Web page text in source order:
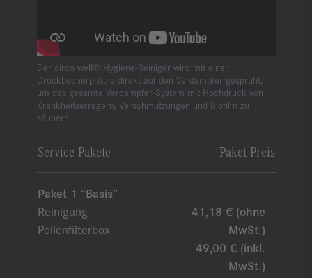
Der airco well® Hygiene-Reiniger wird mit einer
Druckbecherpistole direkt auf den Verdampfer gesprüht,
um das gesamte Verdampfer-System mit Hochdruck von
Krankheitserregern, Verschmutzungen und Biofilm zu
säubern.
Service-Pakete Paket-Preis
Paket 1 “Basis”
Reinigung
Pollenfilterbox
41,18 € (ohne
MwSt.)
49,00 € (inkl.
MwSt.)